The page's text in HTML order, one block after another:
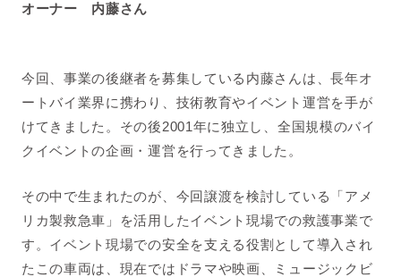
オーナー 内藤さん
今回、事業の後継者を募集している内藤さんは、長年オ
ートバイ業界に携わり、技術教育やイベント運営を手が
けてきました。その後2001年に独立し、全国規模のバイ
クイベントの企画・運営を行ってきました。
その中で生まれたのが、今回譲渡を検討している「アメ
リカ製救急車」を活用したイベント現場での救護事業で
す。イベント現場での安全を支える役割として導入され
たこの車両は、現在ではドラマや映画、ミュージックビ